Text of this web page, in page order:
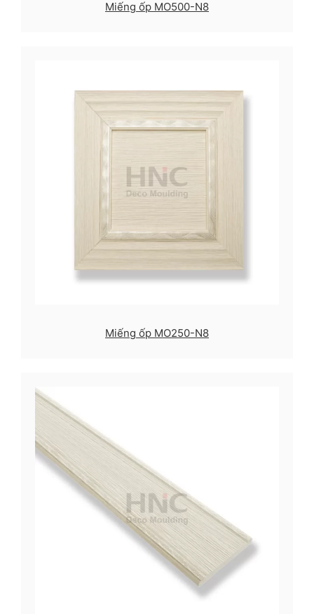
Miếng ốp MO500-N8
Miếng ốp MO250-N8